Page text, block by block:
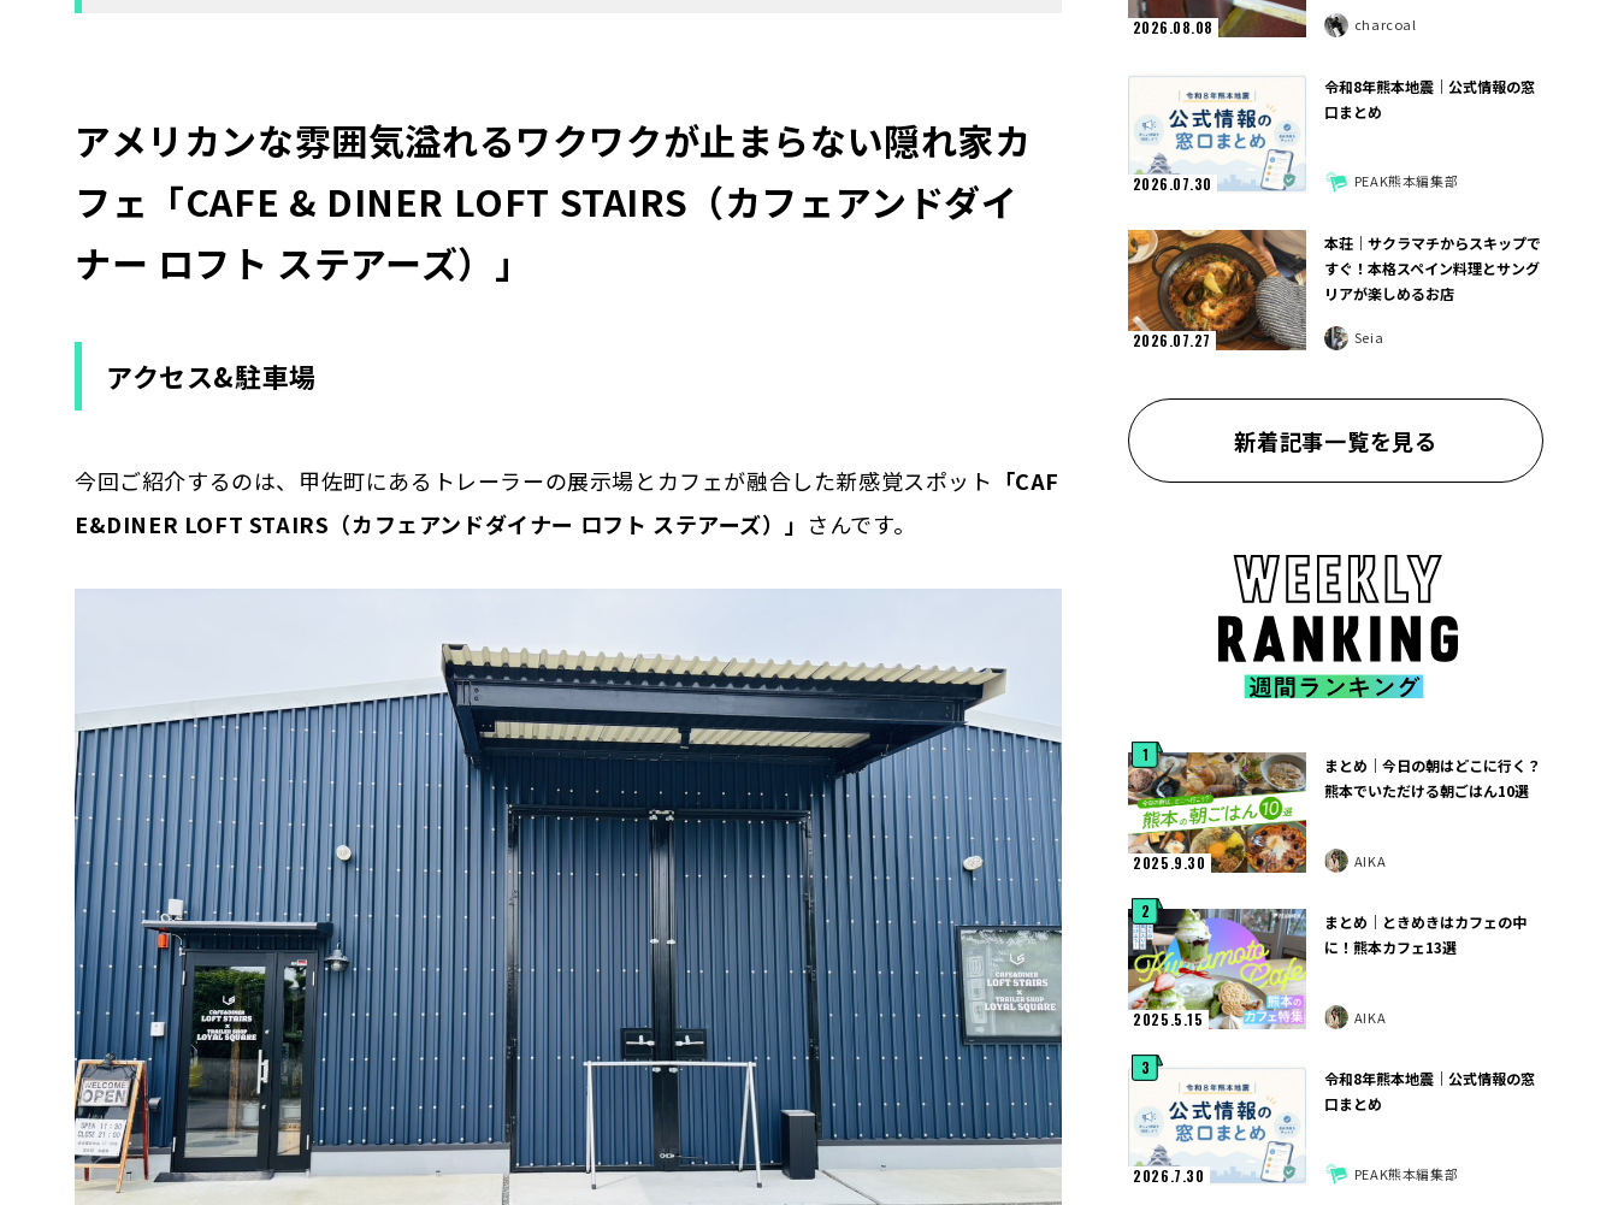
アメリカンな雰囲気溢れるワクワクが止まらない隠れ家カ
フェ「CAFE & DINER LOFT STAIRS（カフェアンドダイ
ナー ロフト ステアーズ）」
アクセス&駐車場
今回ご紹介するのは、甲佐町にあるトレーラーの展示場とカフェが融合した新感覚スポット 「CAF
E&DINER LOFT STAIRS（カフェアンドダイナー ロフト ステアーズ）」 さんです。
2026.08.08 charcoal
2026.07.30
令和8年熊本地震｜公式情報の窓
口まとめ
PEAK熊本編集部
2026.07.27
本荘｜サクラマチからスキップで
すぐ！本格スペイン料理とサング
リアが楽しめるお店
Seia
新着記事一覧を見る
1
2025.9.30
まとめ｜今日の朝はどこに行く？
熊本でいただける朝ごはん10選
AIKA
2
2025.5.15
まとめ｜ときめきはカフェの中
に！熊本カフェ13選
AIKA
3
2026.7.30
令和8年熊本地震｜公式情報の窓
口まとめ
PEAK熊本編集部